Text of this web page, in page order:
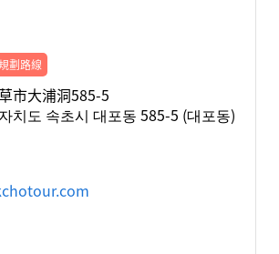
劃路線
市大浦洞585-5
치도 속초시 대포동 585-5 (대포동)